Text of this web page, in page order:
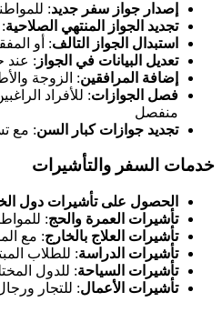
إصدار جواز سفر جديد:
تجديد الجواز المنتهي الصلاحية
استبدال الجواز التالف: أو
تعديل البيانات في الجواز : عند
إضافة المرافقين: الزوجة
فصل الجوازات: للأفراد
منفصل
تجديد جوازات كبار السن: مع
خدمات السفر والتأشيرات
الحصول على تأشيرات دول
تأشيرات العمرة والحج:
تأشيرات العلاج بالخارج: مع
تأشيرات الدراسة: للطلاب
تأشيرات السياحة: للدول
تأشيرات الأعمال: للتجار